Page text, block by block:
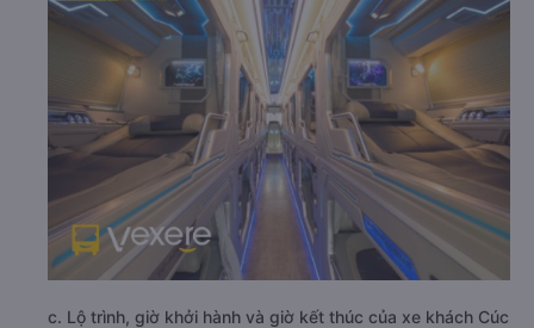
c. Lộ trình, giờ khởi hành và giờ kết thúc của xe khách Cúc